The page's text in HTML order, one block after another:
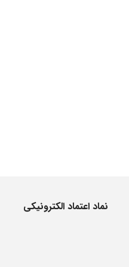
نماد اعتماد الکترونیکی